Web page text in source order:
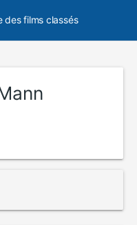
des films classés